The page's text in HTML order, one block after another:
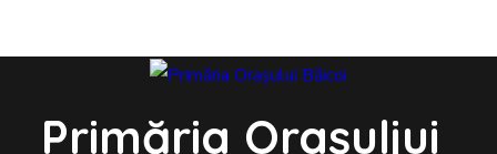
Primăria Orașuljui